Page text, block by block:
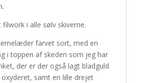
filwork i alle sølv skiverne.
farvet sort, med en
i toppen af skeden som jeg har
der er der også lagt bladguld
samt en lille drejet